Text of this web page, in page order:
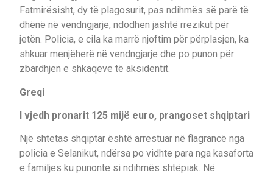
Fatmirësisht, dy të plagosurit, pas ndihmës së parë të
dhënë në vendngjarje, ndodhen jashtë rrezikut për
jetën. Policia, e cila ka marrë njoftim për përplasjen, ka
shkuar menjëherë në vendngjarje dhe po punon për
zbardhjen e shkaqeve të aksidentit.
Greqi
I vjedh pronarit 125 mijë euro, prangoset shqiptari
Një shtetas shqiptar është arrestuar në flagrancë nga
policia e Selanikut, ndërsa po vidhte para nga kasaforta
e familjes ku punonte si ndihmës shtëpiak. Në